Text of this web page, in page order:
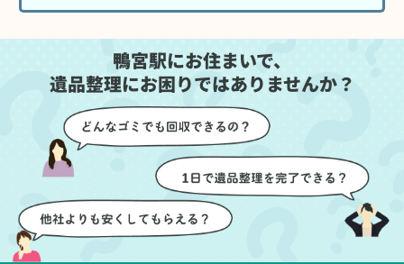
鴨宮駅にお住まいで、
遺品整理にお困りではありませんか？